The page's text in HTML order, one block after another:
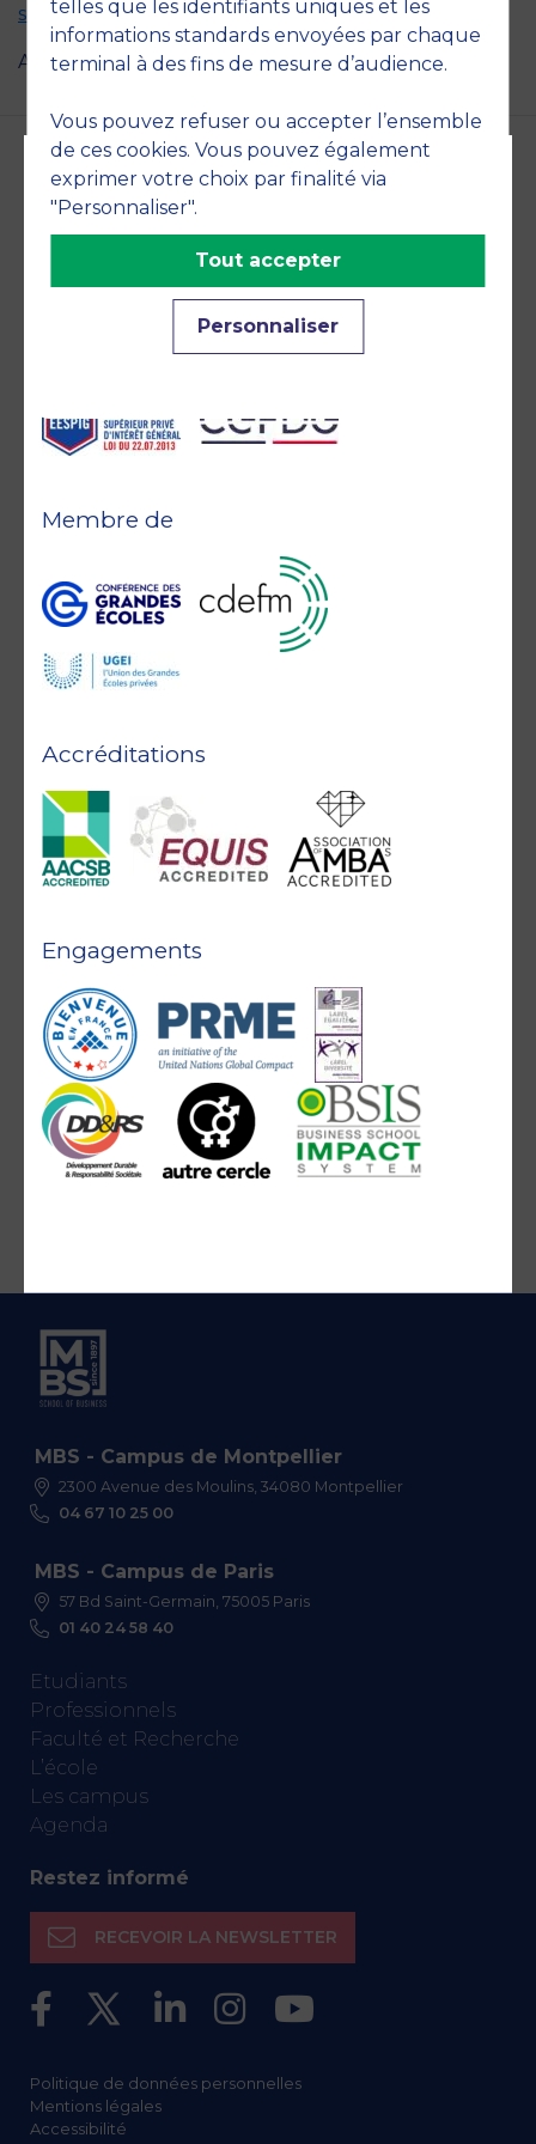
sein du Programme Act For Change ici.
Aucun événement à venir.
Accréditations et
engagements
Accréditations
Membre de
Engagements
MBS - Campus de Montpellier
2300 Avenue des Moulins, 34080 Montpellier
04 67 10 25 00
MBS - Campus de Paris
57 Bd Saint-Germain, 75005 Paris
01 40 24 58 40
Etudiants
Professionnels
Faculté et Recherche
L’école
Les campus
Agenda
Restez informé
RECEVOIR LA NEWSLETTER
Politique de données personnelles
Mentions légales
Accessibilité
telles que les identifiants uniques et les
informations standards envoyées par chaque
terminal à des fins de mesure d’audience.
Vous pouvez refuser ou accepter l’ensemble
de ces cookies. Vous pouvez également
exprimer votre choix par finalité via
"Personnaliser".
Personnaliser
Tout accepter